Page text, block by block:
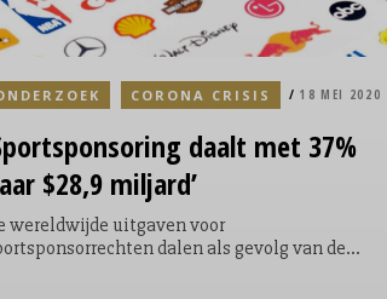
daalt met 37%
$28,9 miljard’
wereldwijde uitgaven voor
dalen als gevolg van de
CORONA CRISIS 18 MEI 2020